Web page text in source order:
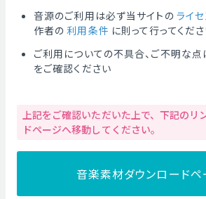
音源のご利用は必ず当サイトの ライ
作者の 利用条件 に則って行ってくださ
ご利用についての不具合、ご不明な
をご確認ください
上記をご確認いただいた上で、下記のリ
ドページへ移動してください。
音楽素材ダウンロードペ